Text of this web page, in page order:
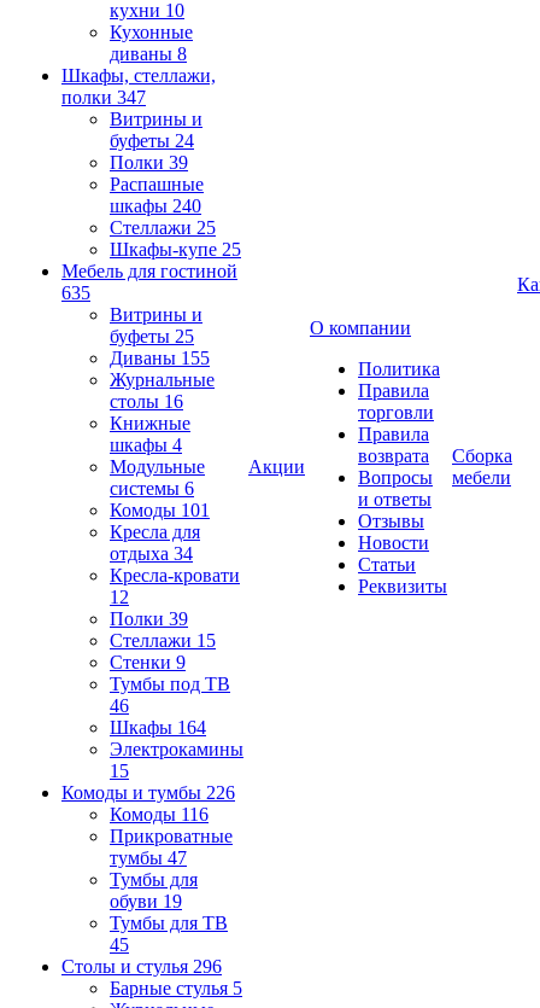
кухни 10
Кухонные
диваны 8
Шкафы, стеллажи,
полки 347
Витрины и
буфеты 24
Полки 39
Распашные
шкафы 240
Стеллажи 25
Шкафы-купе 25
Мебель для гостиной
635
Витрины и
буфеты 25
Диваны 155
Журнальные
столы 16
Книжные
шкафы 4
Модульные
системы 6
Комоды 101
Кресла для
отдыха 34
Кресла-кровати
12
Полки 39
Стеллажи 15
Стенки 9
Тумбы под ТВ
46
Шкафы 164
Электрокамины
15
Комоды и тумбы 226
Комоды 116
Прикроватные
тумбы 47
Тумбы для
обуви 19
Тумбы для ТВ
45
Столы и стулья 296
Барные стулья 5
Акции
О компании
Политика
Правила
торговли
Правила
возврата
Вопросы
и ответы
Отзывы
Новости
Статьи
Реквизиты
Сборка
мебели